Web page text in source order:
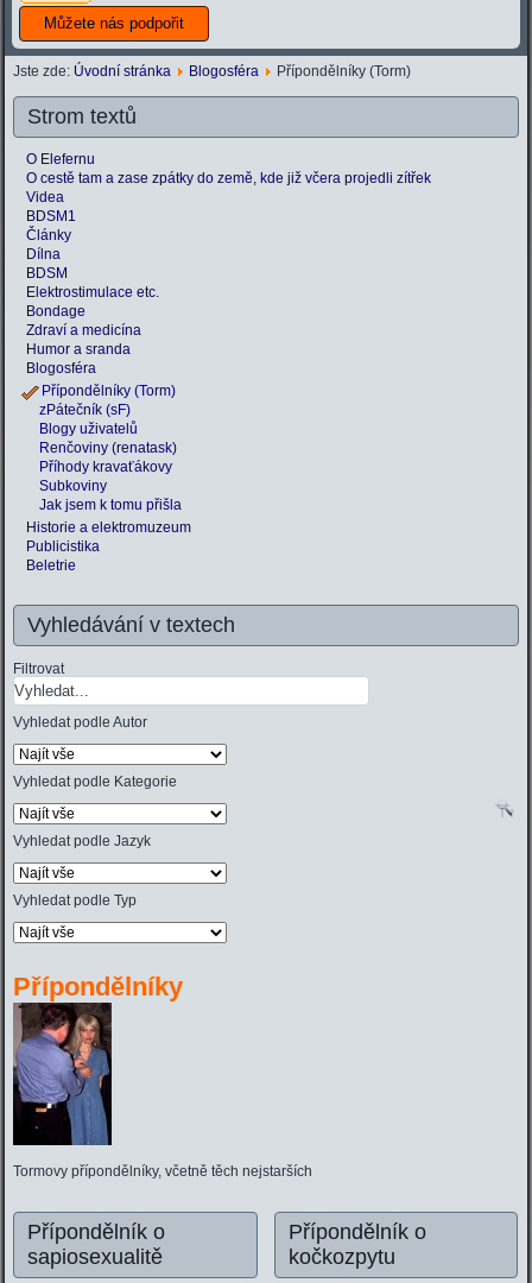
Jste zde: Úvodní stránka Blogosféra Přípondělníky (Torm)
Strom textů
O Elefernu
O cestě tam a zase zpátky do země, kde již včera projedli zítřek
Videa
BDSM1
Články
Dílna
BDSM
Elektrostimulace etc.
Bondage
Zdraví a medicína
Humor a sranda
Blogosféra
Přípondělníky (Torm)
zPátečník (sF)
Blogy uživatelů
Renčoviny (renatask)
Příhody kravaťákovy
Subkoviny
Jak jsem k tomu přišla
Historie a elektromuzeum
Publicistika
Beletrie
Vyhledávání v textech
Filtrovat
Vyhledat podle Autor
Vyhledat podle Kategorie
Vyhledat podle Jazyk
Vyhledat podle Typ
Přípondělníky
Tormovy přípondělníky, včetně těch nejstarších
Přípondělník o
sapiosexualitě
Přípondělník o
kočkozpytu